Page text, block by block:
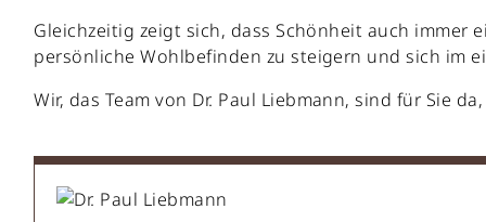
Gleichzeitig zeigt sich, dass Schönheit auch
persönliche Wohlbefinden zu steigern und sich im
Wir, das Team von Dr. Paul Liebmann, sind für Sie